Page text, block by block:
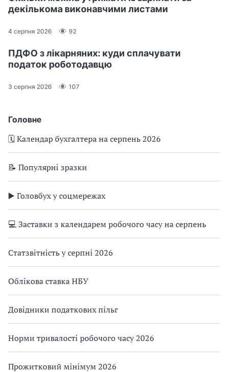
Головне
🗓️ Календар бухгалтера на серпень 2026
📝 Популярні зразки
▶️ Головбух у соцмережах
💻 Заставки з календарем робочого часу на серпень
Статзвітність у серпні 2026
Облікова ставка НБУ
Довідники податкових пільг
Норми тривалості робочого часу 2026
Прожитковий мінімум 2026
декількома виконавчими листами
4 серпня 2026 92
ПДФО з лікарняних: куди сплачувати
податок роботодавцю
3 серпня 2026 107